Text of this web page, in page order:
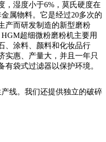
，湿度小于6%，莫氏硬度在
属物料。它是经过20多次的
产而研发制造的新型磨粉
超细微粉磨粉机主要用
、涂料、颜料和化妆品行
实惠、产量大，并且一年只
有袋式过滤器以保护环境。
线。我们还提供独立的破碎